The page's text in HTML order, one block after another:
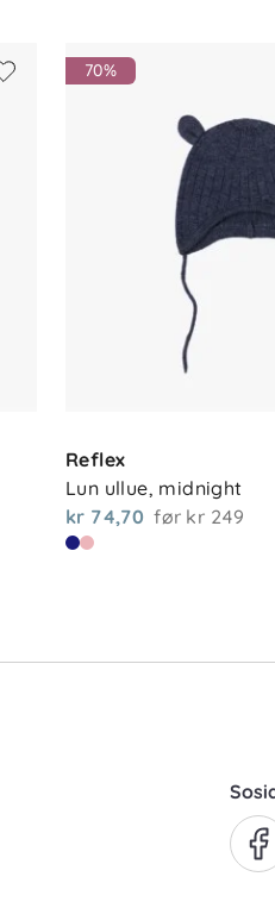
70%
Reflex
Lun ullue, midnight
kr 74,70 før kr 249